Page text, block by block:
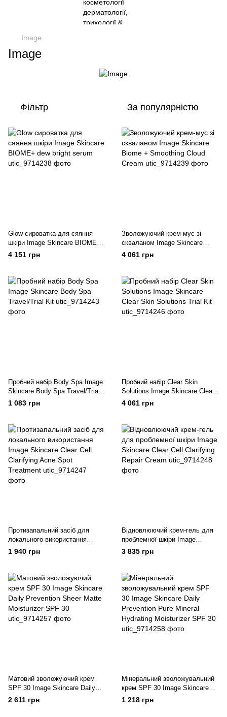
Image
Image
Фільтр За популярністю
Glow сироватка для сяяння
шкіри Image Skincare BIOME+
dew bright serum
4 151 грн
Зволожуючий крем-мус зі
скваланом Image Skincare
Biome + Smoothing Cloud
4 061 грн
Пробний набір Body Spa Image
Skincare Body Spa Travel/Trial
Kit
1 083 грн
Пробний набір Clear Skin
Solutions Image Skincare Clear
Skin Solutions Trial Kit
4 061 грн
Протизапальний засіб для
локального використання
Image Skincare Clear Cell
Clarifying Acne Spot Treatment
1 940 грн
Відновлюючий крем-гель для
проблемної шкіри Image
Skincare Clear Cell Clarifying
Repair Cream
3 835 грн
Матовий зволожуючий крем
SPF 30 Image Skincare Daily
Prevention Sheer Matte
Moisturizer SPF 30
2 611 грн
Мінеральний зволожувальний
крем SPF 30 Image Skincare
Daily Prevention Pure Mineral
Hydrating Moisturizer SPF 30
1 218 грн